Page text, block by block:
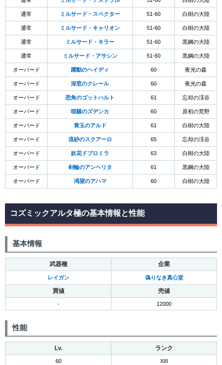
通常 ミルサード・スペクター 51-60 白樹の大陸
通常 ミルサード・キャリオン 51-60 白樹の大陸
通常 ミルサード・キラー 51-60 黒鋼の大陸
通常 ミルサード・アサシン 51-60 黒鋼の大陸
オーバード 躍動のヘイディ 60 夜光の森
オーバード 深窓のクレール 60 夜光の森
オーバード 恐角のゴットハルト 61 忘却の渓谷
オーバード 喧騒のズデンカ 60 原初の荒野
オーバード 黄玉のアルド 61 白樹の大陸
オーバード 流砂のスクアーロ 65 忘却の渓谷
オーバード 妖花ドブロミラ 63 白樹の大陸
オーバード 剣輪のアンヘリタ 61 黒鋼の大陸
オーバード 渇望のアハマ 60 白樹の大陸
コズミックアルタ極の基本情報と性能
基本情報
武器種 企業
レイガン 偽りなき真心堂
買値 売値
- 12000
性能
Lv. ランク
60 XIII